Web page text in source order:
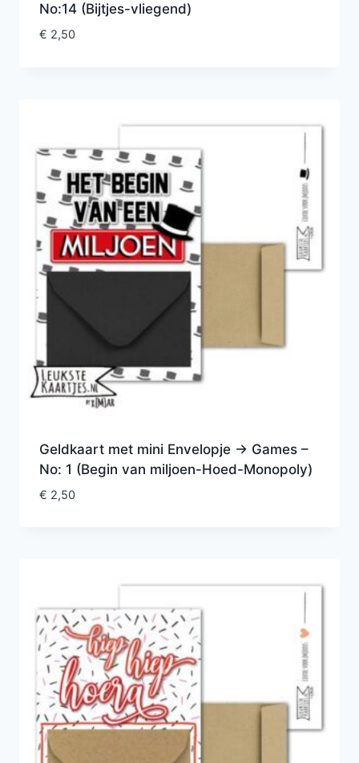
No:14 (Bijtjes-vliegend)
€ 2,50
Geldkaart met mini Envelopje -> Games –
No: 1 (Begin van miljoen-Hoed-Monopoly)
€ 2,50